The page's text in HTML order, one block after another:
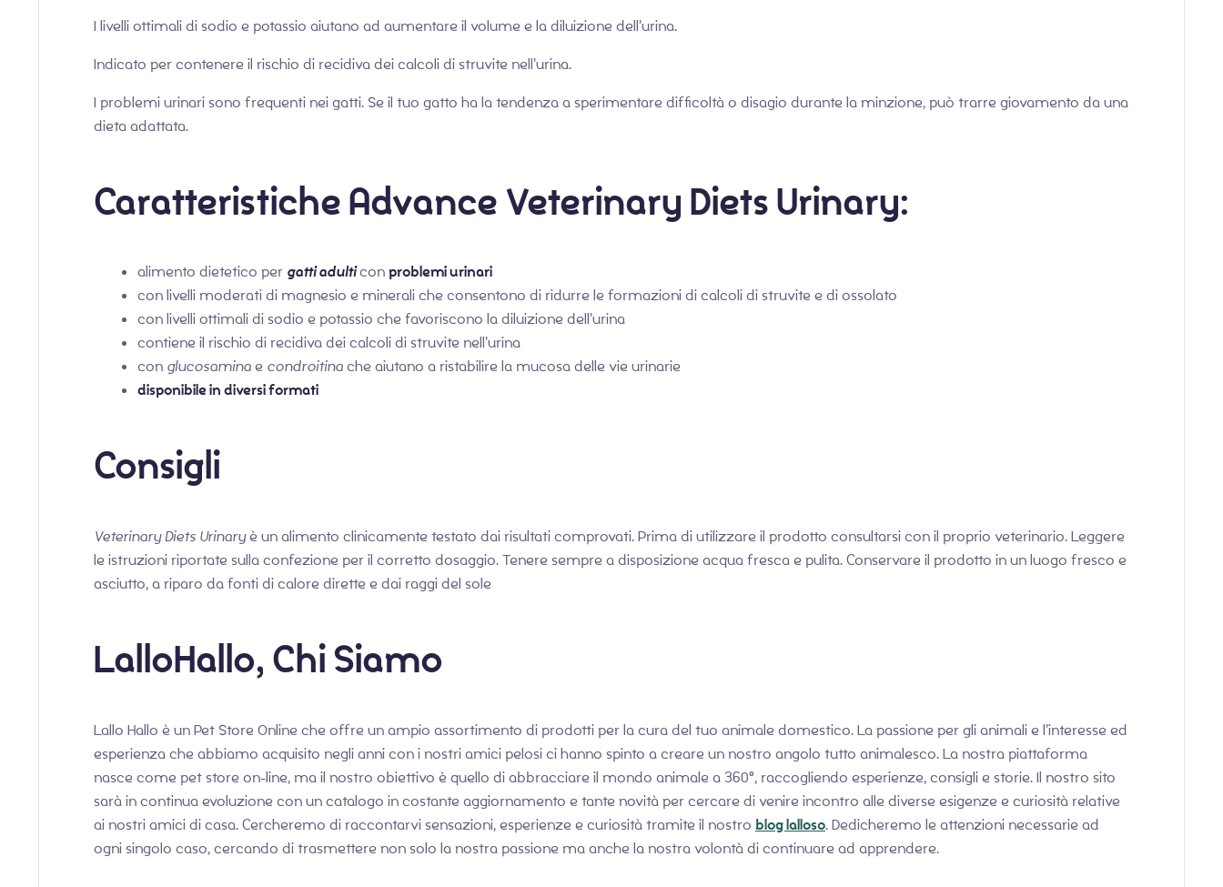
I livelli ottimali di sodio e potassio aiutano ad aumentare il volume e la diluizione dell’urina.
Indicato per contenere il rischio di recidiva dei calcoli di struvite nell’urina.
I problemi urinari sono frequenti nei gatti. Se il tuo gatto ha la tendenza a sperimentare difficoltà o disagio durante la minzione, può trarre giovamento da una
dieta adattata.
Caratteristiche Advance Veterinary Diets Urinary:
alimento dietetico per gatti adulticonproblemi urinari
con livelli moderati di magnesio e minerali che consentono di ridurre le formazioni di calcoli di struvite e di ossolato
con livelli ottimali di sodio e potassio che favoriscono la diluizione dell’urina
contiene il rischio di recidiva dei calcoli di struvite nell’urina
con glucosaminae condroitinache aiutano a ristabilire la mucosa delle vie urinarie
disponibile in diversi formati
Consigli
Veterinary Diets Urinaryè un alimento clinicamente testato dai risultati comprovati. Prima di utilizzare il prodotto consultarsi con il proprio veterinario. Leggere
le istruzioni riportate sulla confezione per il corretto dosaggio. Tenere sempre a disposizione acqua fresca e pulita. Conservare il prodotto in un luogo fresco e
asciutto, a riparo da fonti di calore dirette e dai raggi del sole
LalloHallo, Chi Siamo
Lallo Hallo è un Pet Store Online che offre un ampio assortimento di prodotti per la cura del tuo animale domestico. La passione per gli animali e l’interesse ed
esperienza che abbiamo acquisito negli anni con i nostri amici pelosi ci hanno spinto a creare un nostro angolo tutto animalesco. La nostra piattaforma
nasce come pet store on-line, ma il nostro obiettivo è quello di abbracciare il mondo animale a 360°, raccogliendo esperienze, consigli e storie. Il nostro sito
sarà in continua evoluzione con un catalogo in costante aggiornamento e tante novità per cercare di venire incontro alle diverse esigenze e curiosità relative
ai nostri amici di casa. Cercheremo di raccontarvi sensazioni, esperienze e curiosità tramite il nostro blog lalloso. Dedicheremo le attenzioni necessarie ad
ogni singolo caso, cercando di trasmettere non solo la nostra passione ma anche la nostra volontà di continuare ad apprendere.